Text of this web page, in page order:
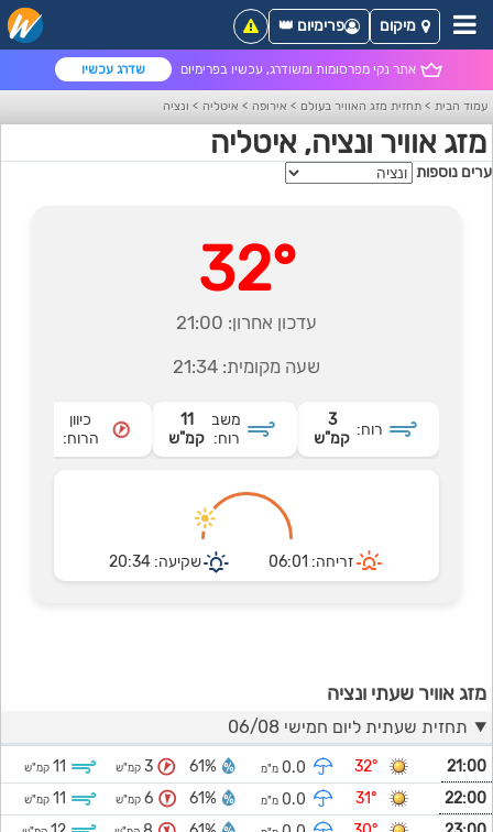
אתר נקי מפרסומות ומשודרג, עכשיו בפרימיום שדרג עכשיו
מיקום פרימיום 👑
עמוד הבית > תחזית מזג האוויר בעולם > אירופה > איטליה > ונציה
מזג אוויר ונציה, איטליה
ערים נוספות
32°
עדכון אחרון: 21:00
שעה מקומית: 21:34
רוח:
3
קמ"ש
משב
רוח:
11
קמ"ש
כיוון
הרוח:
זריחה: 06:01 שקיעה: 20:34
מזג אוויר שעתי ונציה
תחזית שעתית ליום חמישי 06/08
21:00
32° מ"מ 61%
3 קמ"ש 11 קמ"ש
22:00
31° מ"מ 61%
6 קמ"ש 11 קמ"ש